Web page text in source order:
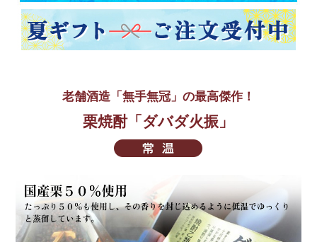
老舗酒造「無手無冠」の最高傑作！
栗焼酎「ダバダ火振」